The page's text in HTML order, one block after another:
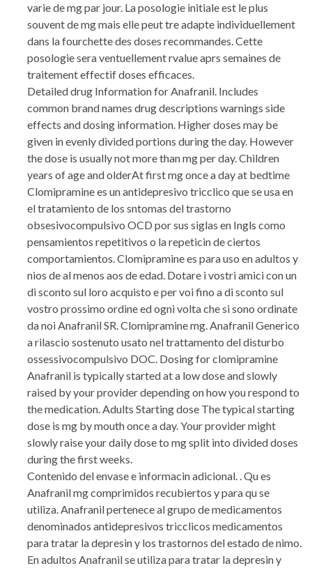
varie de mg par jour. La posologie initiale est le plus
souvent de mg mais elle peut tre adapte individuellement
dans la fourchette des doses recommandes. Cette
posologie sera ventuellement rvalue aprs semaines de
traitement effectif doses efficaces.
Detailed drug Information for Anafranil. Includes
common brand names drug descriptions warnings side
effects and dosing information. Higher doses may be
given in evenly divided portions during the day. However
the dose is usually not more than mg per day. Children
years of age and olderAt first mg once a day at bedtime
Clomipramine es un antidepresivo tricclico que se usa en
el tratamiento de los sntomas del trastorno
obsesivocompulsivo OCD por sus siglas en Ingls como
pensamientos repetitivos o la repeticin de ciertos
comportamientos. Clomipramine es para uso en adultos y
nios de al menos aos de edad. Dotare i vostri amici con un
di sconto sul loro acquisto e per voi fino a di sconto sul
vostro prossimo ordine ed ogni volta che si sono ordinate
da noi Anafranil SR. Clomipramine mg. Anafranil Generico
a rilascio sostenuto usato nel trattamento del disturbo
ossessivocompulsivo DOC. Dosing for clomipramine
Anafranil is typically started at a low dose and slowly
raised by your provider depending on how you respond to
the medication. Adults Starting dose The typical starting
dose is mg by mouth once a day. Your provider might
slowly raise your daily dose to mg split into divided doses
during the first weeks.
Contenido del envase e informacin adicional. . Qu es
Anafranil mg comprimidos recubiertos y para qu se
utiliza. Anafranil pertenece al grupo de medicamentos
denominados antidepresivos tricclicos medicamentos
para tratar la depresin y los trastornos del estado de nimo.
En adultos Anafranil se utiliza para tratar la depresin y